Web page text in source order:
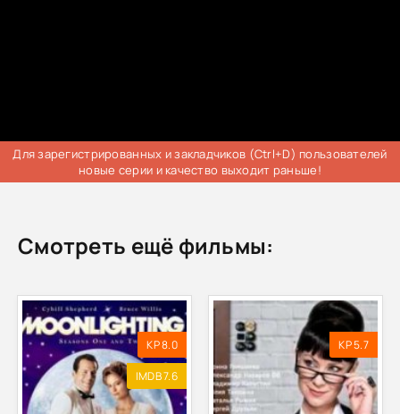
Для зарегистрированных и закладчиков (Ctrl+D) пользователей
новые серии и качество выходит раньше!
Смотреть ещё фильмы:
KP 8.0
IMDB 7.6
KP 5.7